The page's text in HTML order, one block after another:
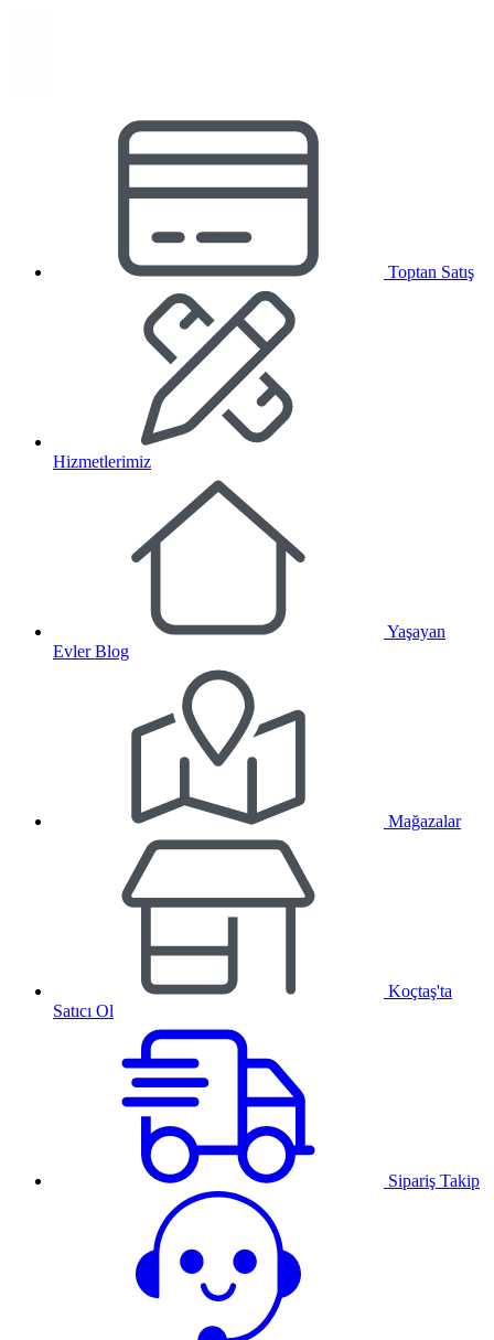
Toptan Satış
Hizmetlerimiz
Yaşayan
Evler Blog
Mağazalar
Koçtaş'ta
Satıcı Ol
Sipariş Takip